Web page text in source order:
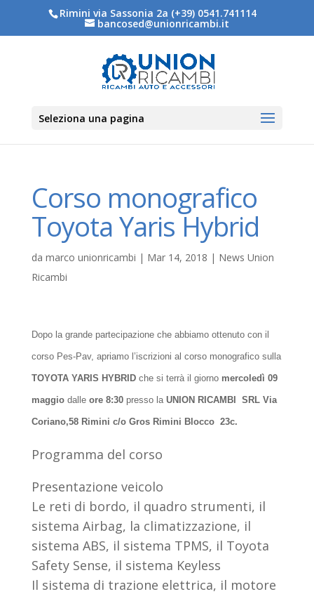
Rimini via Sassonia 2a (+39) 0541.741114
bancosed@unionricambi.it
Seleziona una pagina
Corso monografico
Toyota Yaris Hybrid
da marco unionricambi | Mar 14, 2018 | News Union
Ricambi
Dopo la grande partecipazione che abbiamo ottenuto con il
corso Pes-Pav, apriamo l’iscrizioni al corso monografico sulla
TOYOTA YARIS HYBRIDche si terrà il giorno mercoledì 09
maggiodalleore 8:30presso la UNION RICAMBI SRL Via
Coriano,58 Rimini c/o Gros Rimini Blocco 23c.
Programma del corso
Presentazione veicolo
Le reti di bordo, il quadro strumenti, il
sistema Airbag, la climatizzazione, il
sistema ABS, il sistema TPMS, il Toyota
Safety Sense, il sistema Keyless
Il sistema di trazione elettrica, il motore